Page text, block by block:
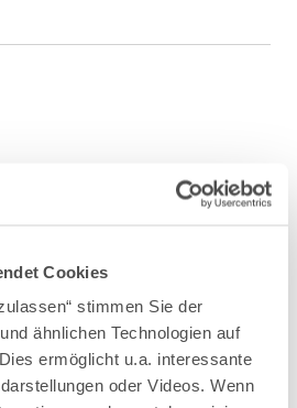
Cookies
stimmen Sie der
ähnlichen Technologien auf
ermöglicht u.a. interessante
oder Videos. Wenn